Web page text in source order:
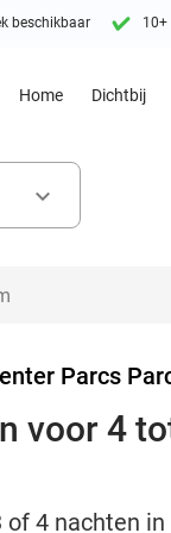
beschikbaar 10+
Home Dichtbij
keyboard_arrow_down
Parcs
voor 4
4 nachten